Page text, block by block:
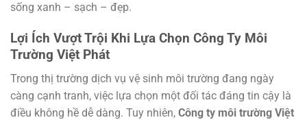
sống xanh – sạch – đẹp.
Lợi Ích Vượt Trội Khi Lựa Chọn Công Ty Môi
Trường Việt Phát
Trong thị trường dịch vụ vệ sinh môi trường đang ngày
càng cạnh tranh, việc lựa chọn một đối tác đáng tin cậy là
điều không hề dễ dàng. Tuy nhiên, Công ty môi trường Việt